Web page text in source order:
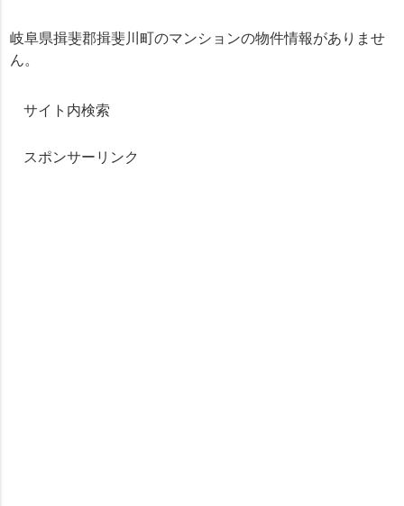
岐阜県揖斐郡揖斐川町のマンションの物件情報がありませ
ん。
サイト内検索
スポンサーリンク